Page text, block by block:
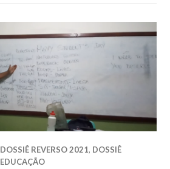
DOSSIÊ REVERSO 2021, DOSSIÊ
EDUCAÇÃO